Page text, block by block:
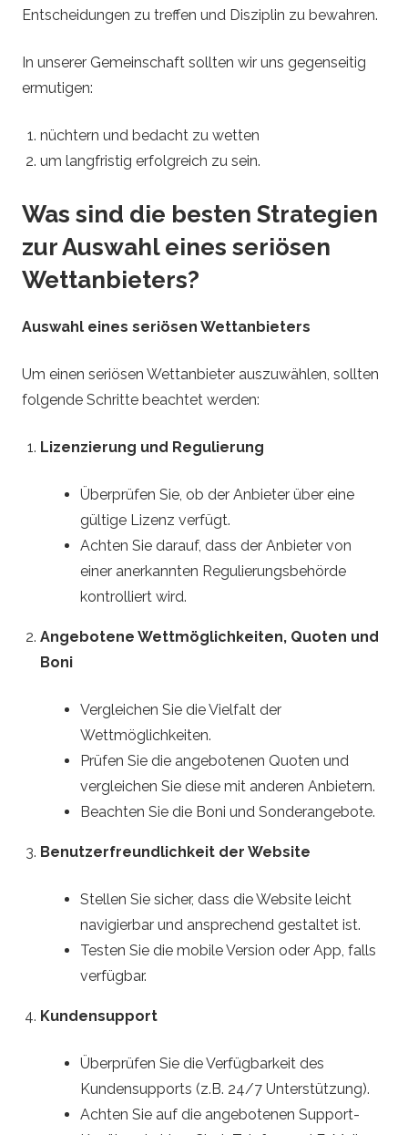
Entscheidungen zu treffen und Disziplin zu bewahren.
In unserer Gemeinschaft sollten wir uns gegenseitig
ermutigen:
nüchtern und bedacht zu wetten
um langfristig erfolgreich zu sein.
Was sind die besten Strategien
zur Auswahl eines seriösen
Wettanbieters?
Auswahl eines seriösen Wettanbieters
Um einen seriösen Wettanbieter auszuwählen, sollten
folgende Schritte beachtet werden:
Lizenzierung und Regulierung
Überprüfen Sie, ob der Anbieter über eine
gültige Lizenz verfügt.
Achten Sie darauf, dass der Anbieter von
einer anerkannten Regulierungsbehörde
kontrolliert wird.
Angebotene Wettmöglichkeiten, Quoten und
Boni
Vergleichen Sie die Vielfalt der
Wettmöglichkeiten.
Prüfen Sie die angebotenen Quoten und
vergleichen Sie diese mit anderen Anbietern.
Beachten Sie die Boni und Sonderangebote.
Benutzerfreundlichkeit der Website
Stellen Sie sicher, dass die Website leicht
navigierbar und ansprechend gestaltet ist.
Testen Sie die mobile Version oder App, falls
verfügbar.
Kundensupport
Überprüfen Sie die Verfügbarkeit des
Kundensupports (z.B. 24/7 Unterstützung).
Achten Sie auf die angebotenen Support-